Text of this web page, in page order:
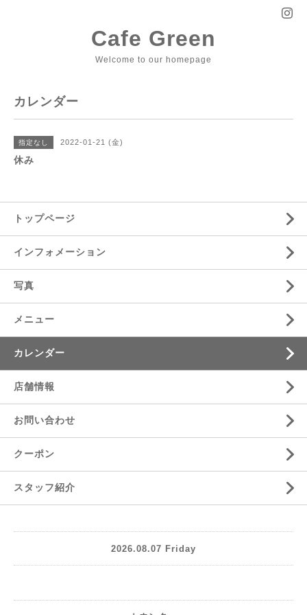
Cafe Green
Welcome to our homepage
カレンダー
指定なし 2022-01-21 (金)
休み
トップページ
インフォメーション
写真
メニュー
カレンダー
店舗情報
お問い合わせ
クーポン
スタッフ紹介
2026.08.07 Friday